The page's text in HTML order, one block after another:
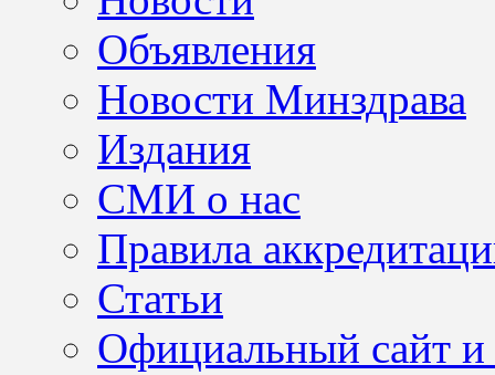
Объявления
Новости Минздрава
Издания
СМИ о нас
Правила
Статьи
Официальный сайт